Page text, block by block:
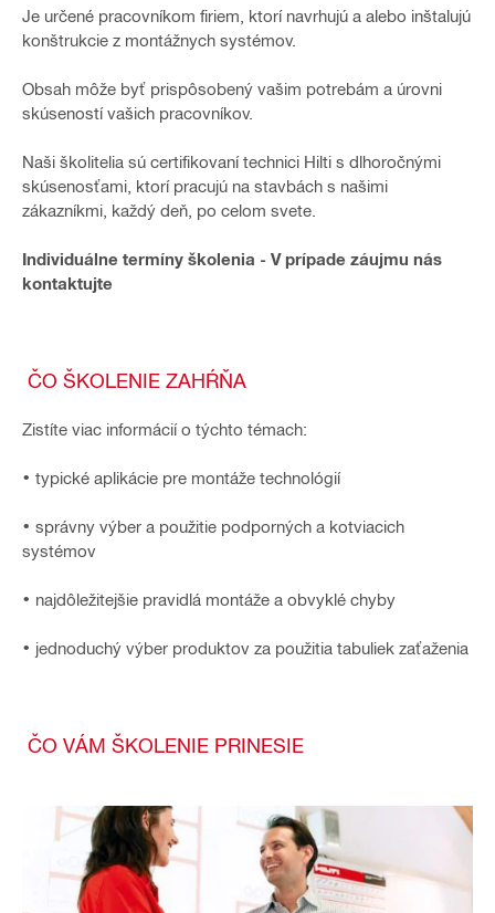
Je určené pracovníkom firiem, ktorí navrhujú a alebo inštalujú
konštrukcie z montážnych systémov.
Obsah môže byť prispôsobený vašim potrebám a úrovni
skúseností vašich pracovníkov.
Naši školitelia sú certifikovaní technici Hilti s dlhoročnými
skúsenosťami, ktorí pracujú na stavbách s našimi
zákazníkmi, každý deň, po celom svete.
Individuálne termíny školenia - V prípade záujmu nás
kontaktujte
ČO ŠKOLENIE ZAHŔŇA
Zistíte viac informácií o týchto témach:
• typické aplikácie pre montáže technológií
• správny výber a použitie podporných a kotviacich
systémov
• najdôležitejšie pravidlá montáže a obvyklé chyby
• jednoduchý výber produktov za použitia tabuliek zaťaženia
ČO VÁM ŠKOLENIE PRINESIE